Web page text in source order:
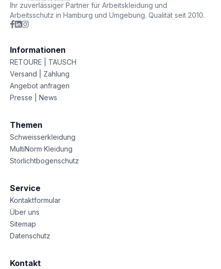
Ihr zuverlässiger Partner für Arbeitskleidung und
Arbeitsschutz in Hamburg und Umgebung. Qualität seit 2010.
Informationen
RETOURE | TAUSCH
Versand | Zahlung
Angebot anfragen
Presse | News
Themen
Schweisserkleidung
MultiNorm Kleidung
Störlichtbogenschutz
Service
Kontaktformular
Über uns
Sitemap
Datenschutz
Kontakt